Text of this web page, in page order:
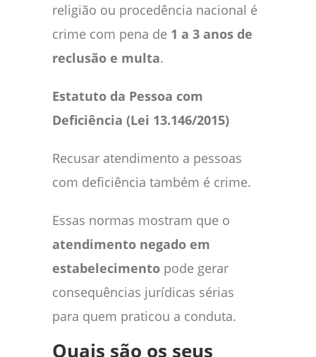
religião ou procedência nacional é
crime com pena de 1 a 3 anos de
reclusão e multa.
Estatuto da Pessoa com
Deficiência (Lei 13.146/2015)
Recusar atendimento a pessoas
com deficiência também é crime.
Essas normas mostram que o
atendimento negado em
estabelecimento pode gerar
consequências jurídicas sérias
para quem praticou a conduta.
Quais são os seus